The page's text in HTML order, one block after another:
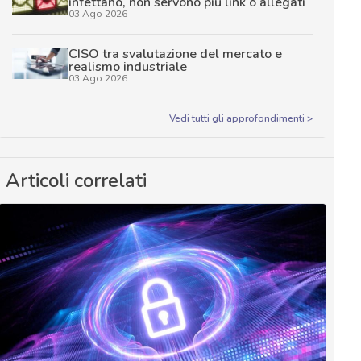
03 Ago 2026
CISO tra svalutazione del mercato e
realismo industriale
03 Ago 2026
Vedi tutti gli approfondimenti >
Articoli correlati